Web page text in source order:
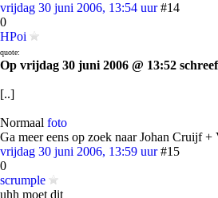
vrijdag 30 juni 2006, 13:54 uur #14
0
HPoi
quote:
Op vrijdag 30 juni 2006 @ 13:52
[..]
Normaal foto
Ga meer eens op zoek naar Johan Cruijf +
vrijdag 30 juni 2006, 13:59 uur #15
0
scrumple
uhh moet dit